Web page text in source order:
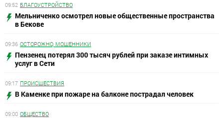
09:52 БЛАГОУСТРОЙСТВО
Мельниченко осмотрел новые общественные пространства
в Бекове
09:36 ОСТОРОЖНО, МОШЕННИКИ
Пензенец потерял 300 тысяч рублей при заказе интимных
услуг в Сети
09:17 ПРОИСШЕСТВИЯ
В Каменке при пожаре на балконе пострадал человек
09:00 ОБЩЕСТВО